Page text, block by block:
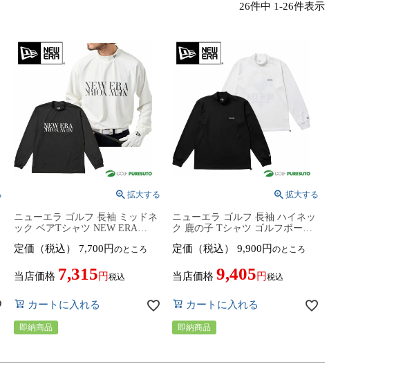
26件中 1-26件表示
ニューエラ ゴルフ 長袖 ミッドネ
ック ベアTシャツ NEW ERA
ゴルフウェア トップス 2025年秋
定価（税込） 7,700 のところ
当店価格 7,315 税込
カートに入れる
即納商品
ニューエラ ゴルフ 長袖 ハイネッ
ク 鹿の子 Tシャツ ゴルフボール
ア トップス 2025年秋冬モデル
定価（税込） 9,900 のところ
当店価格 9,405 税込
カートに入れる
即納商品